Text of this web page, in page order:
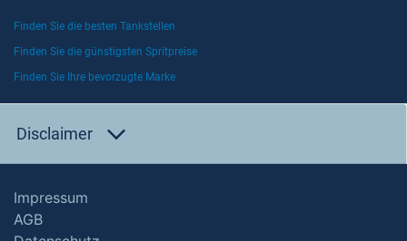
Finden Sie die besten Tankstellen
Finden Sie die günstigsten Spritpreise
Finden Sie Ihre bevorzugte Marke
Disclaimer
Impressum
AGB